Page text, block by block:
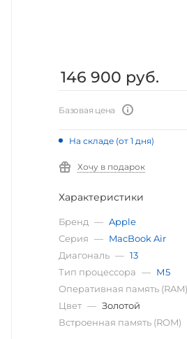
146 900 руб.
Базовая цена
На складе (от 1 дня)
Хочу в подарок
Характеристики
Бренд — Apple
Серия — MacBook Air
Диагональ — 13
Тип процессора — М5
Оперативная память (RAM)
Цвет — Золотой
Встроенная память (ROM)